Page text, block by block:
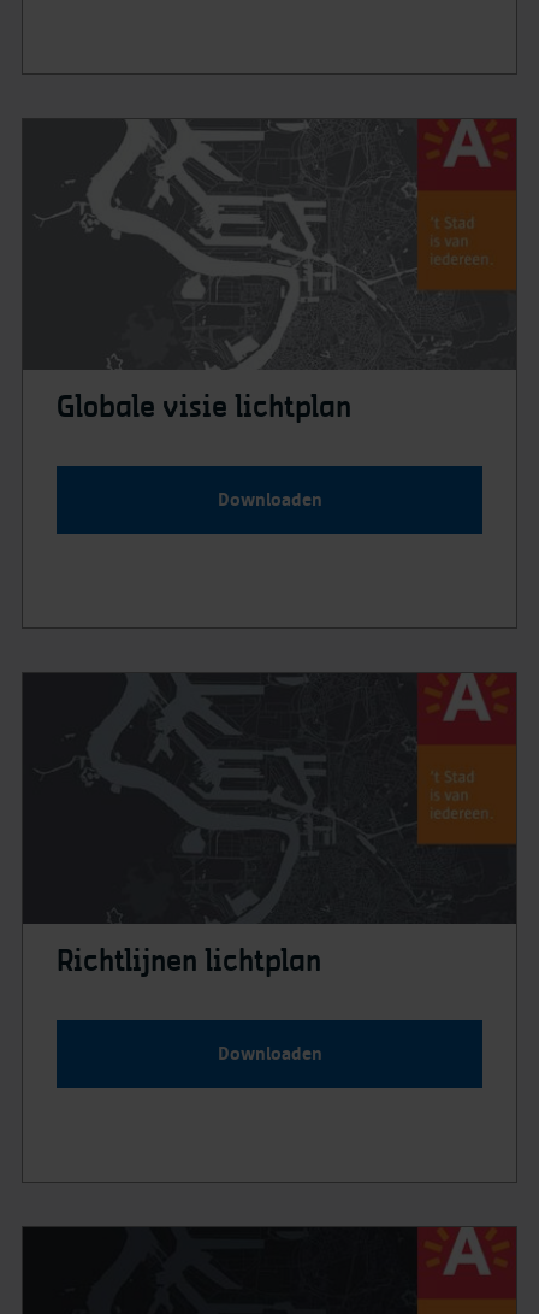
Globale visie lichtplan
Downloaden
Richtlijnen lichtplan
Downloaden